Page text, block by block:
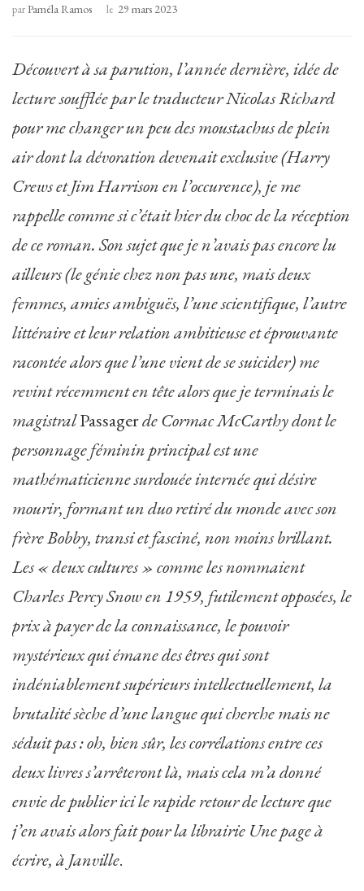
parPaméla Ramos le 29 mars 2023
Découvert à sa parution, l’année dernière, idée de
lecture soufflée par le traducteur Nicolas Richard
pour me changer un peu des moustachus de plein
air dont la dévoration devenait exclusive (Harry
Crews et Jim Harrison en l’occurence), je me
rappelle comme si c’était hier du choc de la réception
de ce roman. Son sujet que je n’avais pas encore lu
ailleurs (le génie chez non pas une, mais deux
femmes, amies ambiguës, l’une scientifique, l’autre
littéraire et leur relation ambitieuse et éprouvante
racontée alors que l’une vient de se suicider) me
revint récemment en tête alors que je terminais le
magistralPassagerde Cormac McCarthy dont le
personnage féminin principal est une
mathématicienne surdouée internée qui désire
mourir, formant un duo retiré du monde avec son
frère Bobby, transi et fasciné, non moins brillant.
Les « deux cultures » comme les nommaient
Charles Percy Snow en 1959, futilement opposées, le
prix à payer de la connaissance, le pouvoir
mystérieux qui émane des êtres qui sont
indéniablement supérieurs intellectuellement, la
brutalité sèche d’une langue qui cherche mais ne
séduit pas : oh, bien sûr, les corrélations entre ces
deux livres s’arrêteront là, mais cela m’a donné
envie de publier ici le rapide retour de lecture que
j’en avais alors fait pour la librairie Une page à
écrire, à Janville.